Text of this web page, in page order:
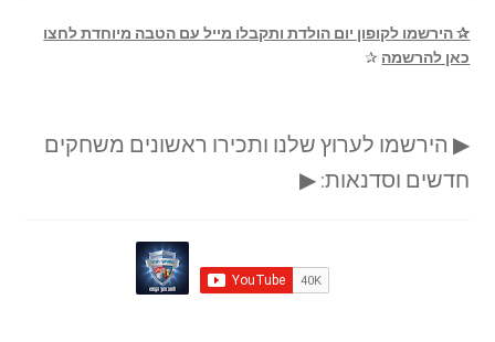
✰ הירשמו לקופון יום הולדת ותקבלו מייל עם הטבה מיוחדת לחצו
כאן להרשמה ✰
▶ הירשמו לערוץ שלנו ותכירו ראשונים משחקים
חדשים וסדנאות: ▶